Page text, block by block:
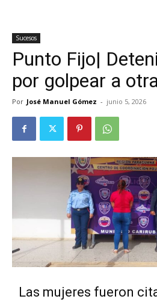
Sucesos
Punto Fijo|
por golpear a
Por José Manuel Gómez - junio 5, 2026
Las mujeres fueron